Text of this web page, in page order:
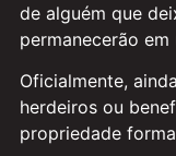
de alguém que
permanecerão
Oficialmente,
herdeiros ou
propriedade